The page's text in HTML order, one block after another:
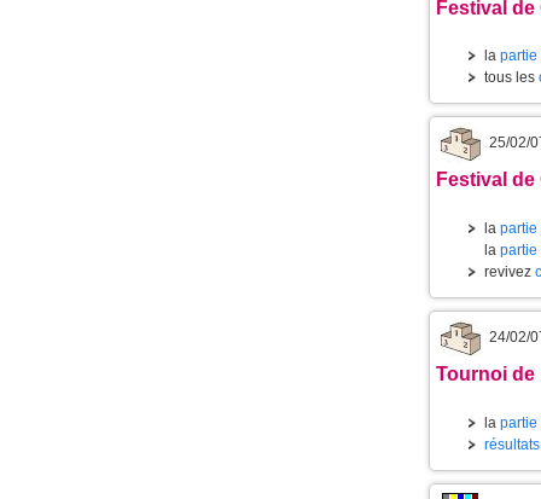
Festival
la partie
tous les
25/02/
Festival
la partie
la partie
revivez
24/02/
Tournoi de
la partie